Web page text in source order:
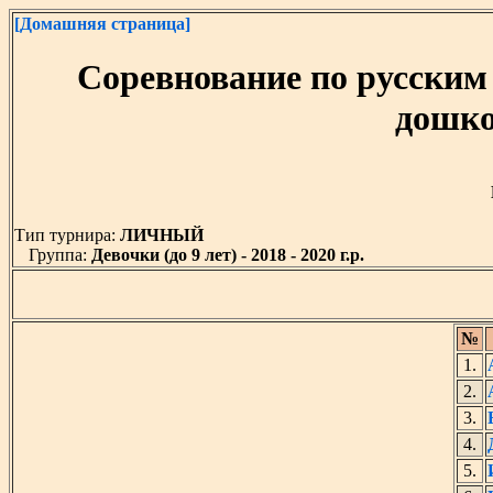
[Домашняя страница]
Соревнование по
Тип турнира: ЛИЧНЫЙ
Группа: Девочки (до 9 лет) - 2018 - 2020 г.р.
№
1.
2.
3.
4.
5.